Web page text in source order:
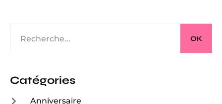
OK
Catégories
Anniversaire